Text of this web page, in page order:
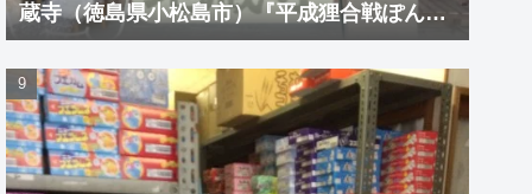
蔵寺（徳島県小松島市）『平成狸合戦ぽんぽ
こ』を巡る